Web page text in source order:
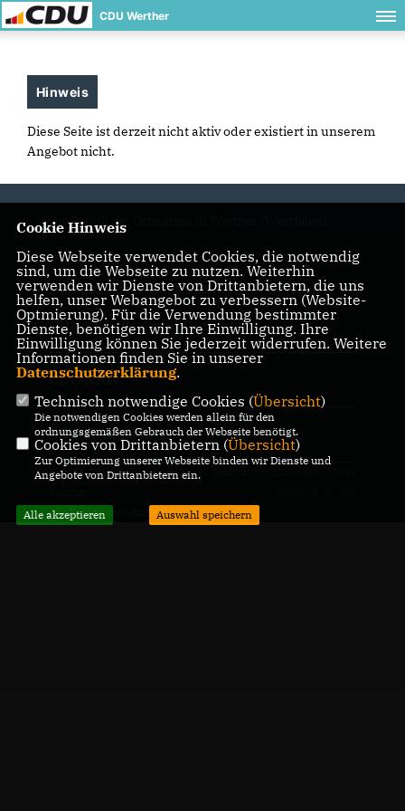
CDU Werther
Hinweis
Diese Seite ist derzeit nicht aktiv oder existiert in unserem
Angebot nicht.
Die Politik der Ortsunion in Werther (Westfalen)
IMPRESSUM DATENSCHUTZ KONTAKT
CDU Kreisverband Gütersloh
CDU NRW
CDU Deutschlands
© 2026 CDU Stadtverband
Alle Rechte vorbehalten.
Cookie Hinweis
Diese Webseite verwendet Cookies, die notwendig
sind, um die Webseite zu nutzen. Weiterhin
verwenden wir Dienste von Drittanbietern, die uns
helfen, unser Webangebot zu verbessern (Website-
Optmierung). Für die Verwendung bestimmter
Dienste, benötigen wir Ihre Einwilligung. Ihre
Einwilligung können Sie jederzeit widerrufen. Weitere
Informationen finden Sie in unserer
Datenschutzerklärung.
Technisch notwendige Cookies (Übersicht)
Die notwendigen Cookies werden allein für den
ordnungsgemäßen Gebrauch der Webseite benötigt.
Cookies von Drittanbietern (Übersicht)
Zur Optimierung unserer Webseite binden wir Dienste und
Angebote von Drittanbietern ein.
Alle akzeptieren Auswahl speichern